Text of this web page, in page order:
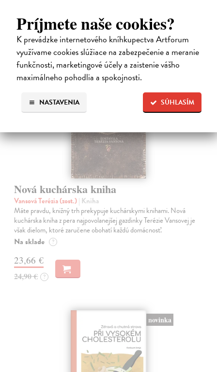
Príjmete naše cookies?
K prevádzke internetového kníhkupectva Artforum
využívame cookies slúžiace na zabezpečenie a meranie
funkčnosti, marketingové účely a zaistenie vášho
maximálneho pohodlia a spokojnosti.
SÚHLASÍM
NASTAVENIA
16,48 €
16,99 € ?
Nová kuchárska kniha
Vansová Terézia (zost.)| Kniha
Máte pravdu, knižný trh prekypuje kuchárskymi knihami. Nová
kuchárska kniha z pera najpovolanejšej gazdinky Terézie Vansovej je
však dielom, ktoré zaručene obohatí každú domácnosť.
Na sklade ?
23,66 €
24,90 € ?
novinka